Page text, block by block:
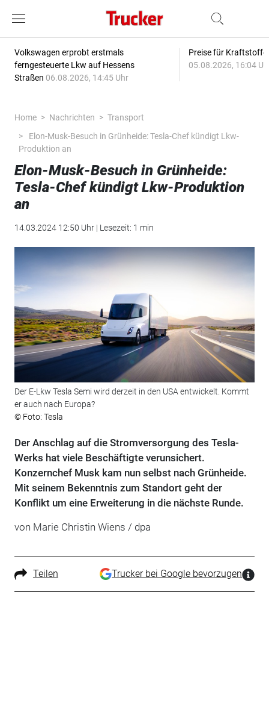
Volkswagen erprobt erstmals
ferngesteuerte Lkw auf Hessens
Straßen 06.08.2026, 14:45 Uhr
Preise für
05.08.2026, 16:04
Home Nachrichten
Transport
Elon-Musk-Besuch in Grünheide: Tesla-Chef kündigt Lkw-
Produktion an
Elon-Musk-Besuch in Grünheide:
Tesla-Chef kündigt Lkw-Produktion
an
14.03.2024 12:50 Uhr | Lesezeit: 1 min
Der E-Lkw Tesla Semi wird derzeit in den USA entwickelt. Kommt
er auch nach Europa?
© Foto: Tesla
Der Anschlag auf die Stromversorgung des Tesla-
Werks hat viele Beschäftigte verunsichert.
Konzernchef Musk kam nun selbst nach Grünheide.
Mit seinem Bekenntnis zum Standort geht der
Konflikt um eine Erweiterung in die nächste Runde.
von Marie Christin Wiens / dpa
Teilen Trucker bei Google bevorzugen